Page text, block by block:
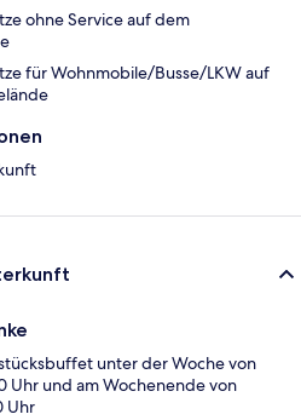
ohne Service auf dem
für Wohnmobile/Busse/LKW auf
unter der Woche von
Uhr und am Wochenende von
Uhr